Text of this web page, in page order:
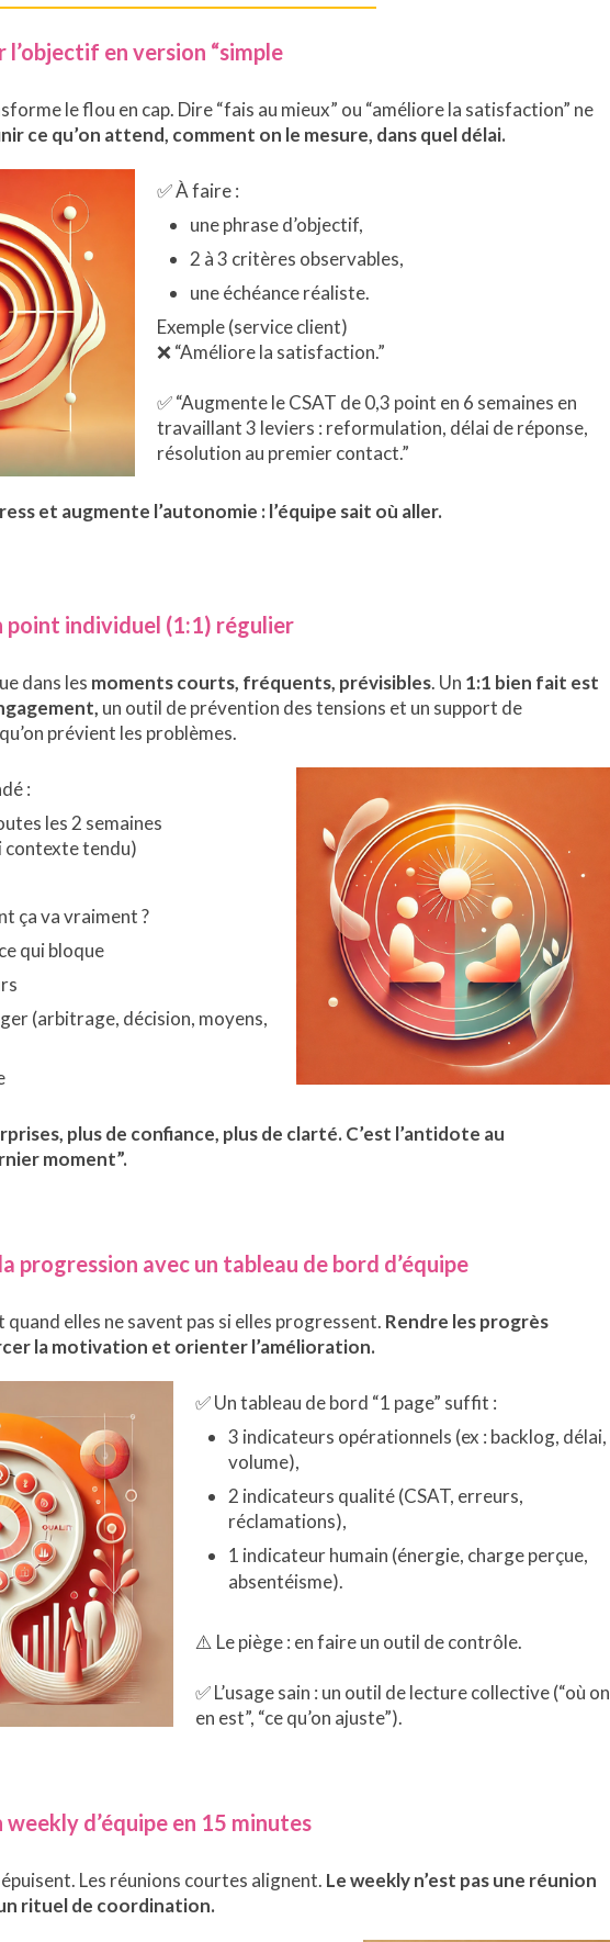
l’objectif en version “simple
le flou en cap. Dire “fais au mieux” ou “améliore la satisfaction” ne
ce qu’on attend, comment on le mesure, dans quel délai.
✅ À faire :
une phrase d’objectif,
2 à 3 critères observables,
une échéance réaliste.
Exemple (service client)
❌ “Améliore la satisfaction.”
✅ “Augmente le CSAT de 0,3 point en 6 semaines en
travaillant 3 leviers : reformulation, délai de réponse,
résolution au premier contact.”
et augmente l’autonomie : l’équipe sait où aller.
point individuel (1:1) régulier
dans les moments courts, fréquents, prévisibles. Un 1:1 bien fait est
un outil de prévention des tensions et un support de
prévient les problèmes.
:
les 2 semaines
contexte tendu)
ça va vraiment ?
qui bloque
(arbitrage, décision, moyens,
plus de confiance, plus de clarté.C’est l’antidote au
moment”.
progression avec un tableau de bord d’équipe
elles ne savent pas si elles progressent. Rendre les progrès
la motivation et orienter l’amélioration.
✅ Un tableau de bord “1 page” suffit :
3 indicateurs opérationnels (ex : backlog, délai,
volume),
2 indicateurs qualité (CSAT, erreurs,
réclamations),
1 indicateur humain (énergie, charge perçue,
absentéisme).
⚠️ Le piège : en faire un outil de contrôle.
✅ L’usage sain : un outil de lecture collective (“où on
en est”, “ce qu’on ajuste”).
weekly d’équipe en 15 minutes
Les réunions courtes alignent. Le weekly n’est pas une réunion
rituel de coordination.